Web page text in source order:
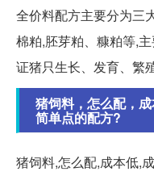
全价料配方主要分为三
棉粕,胚芽粕、糠粕等,
证猪只生长、发育、繁
猪饲料，怎么配，
简单点的配方?
猪饲料,怎么配,成本低,